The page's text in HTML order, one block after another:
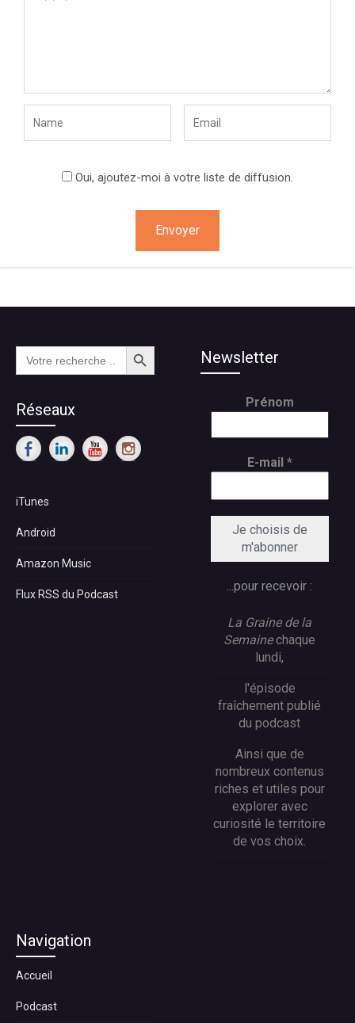
Oui, ajoutez-moi à votre liste de diffusion.
Search
for:
Search Button
Réseaux
iTunes
Android
Amazon Music
Flux RSS du Podcast
Newsletter
Prénom
E-mail *
...pour recevoir :
La Graine de la
Semainechaque
lundi,
l'épisode
fraîchement publié
du podcast
Ainsi que de
nombreux contenus
riches et utiles pour
explorer avec
curiosité le territoire
de vos choix.
Navigation
Accueil
Podcast